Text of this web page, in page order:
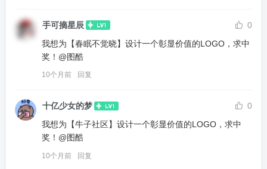
手可摘星辰
0
我想为【春眠不觉晓】设计一个彰显价值的LOGO，求中
奖！@图酷
10个月前 回复
十亿少女的梦
0
我想为【牛子社区】设计一个彰显价值的LOGO，求中
奖！@图酷
10个月前 回复